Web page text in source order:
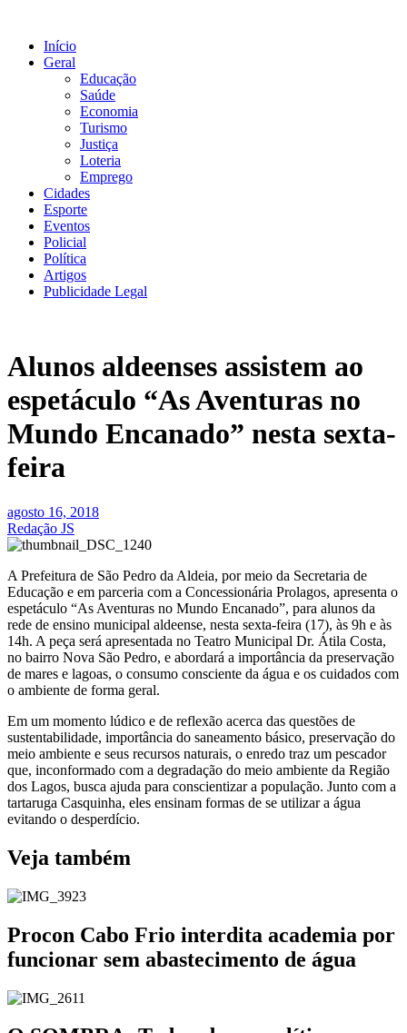
conteúdo
Início
Geral
Educação
Saúde
Economia
Turismo
Justiça
Loteria
Emprego
Cidades
Esporte
Eventos
Policial
Política
Artigos
Publicidade Legal
Alunos aldeenses assistem ao
espetáculo “As Aventuras no
Mundo Encanado” nesta sexta-
feira
agosto 16, 2018
Redação JS
A Prefeitura de São Pedro da Aldeia, por meio da Secretaria de
Educação e em parceria com a Concessionária Prolagos, apresenta o
espetáculo “As Aventuras no Mundo Encanado”, para alunos da
rede de ensino municipal aldeense, nesta sexta-feira (17), às 9h e às
14h. A peça será apresentada no Teatro Municipal Dr. Átila Costa,
no bairro Nova São Pedro, e abordará a importância da preservação
de mares e lagoas, o consumo consciente da água e os cuidados com
o ambiente de forma geral.
Em um momento lúdico e de reflexão acerca das questões de
sustentabilidade, importância do saneamento básico, preservação do
meio ambiente e seus recursos naturais, o enredo traz um pescador
que, inconformado com a degradação do meio ambiente da Região
dos Lagos, busca ajuda para conscientizar a população. Junto com a
tartaruga Casquinha, eles ensinam formas de se utilizar a água
evitando o desperdício.
Veja também
Procon Cabo Frio interdita academia por
funcionar sem abastecimento de água